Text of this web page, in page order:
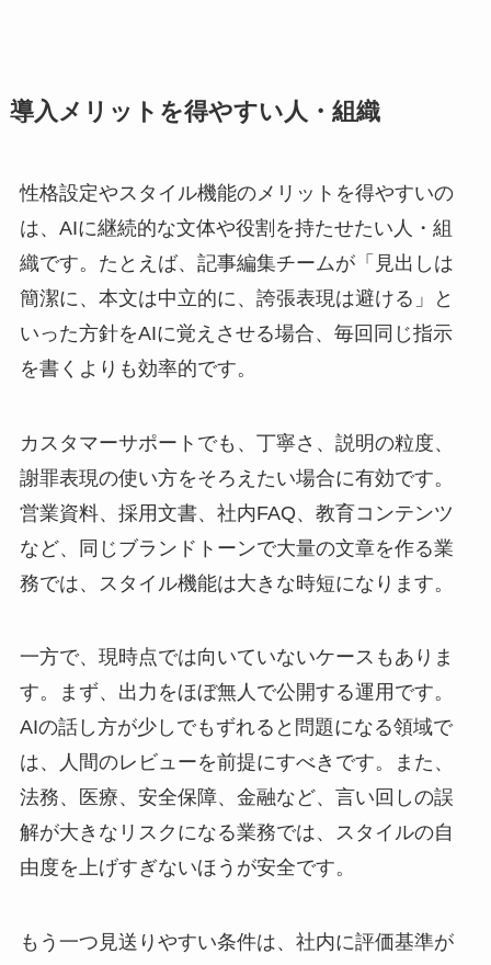
導入メリットを得やすい人・組織
性格設定やスタイル機能のメリットを得やすいの
は、AIに継続的な文体や役割を持たせたい人・組
織です。たとえば、記事編集チームが「見出しは
簡潔に、本文は中立的に、誇張表現は避ける」と
いった方針をAIに覚えさせる場合、毎回同じ指示
を書くよりも効率的です。
カスタマーサポートでも、丁寧さ、説明の粒度、
謝罪表現の使い方をそろえたい場合に有効です。
営業資料、採用文書、社内FAQ、教育コンテンツ
など、同じブランドトーンで大量の文章を作る業
務では、スタイル機能は大きな時短になります。
一方で、現時点では向いていないケースもありま
す。まず、出力をほぼ無人で公開する運用です。
AIの話し方が少しでもずれると問題になる領域で
は、人間のレビューを前提にすべきです。また、
法務、医療、安全保障、金融など、言い回しの誤
解が大きなリスクになる業務では、スタイルの自
由度を上げすぎないほうが安全です。
もう一つ見送りやすい条件は、社内に評価基準が